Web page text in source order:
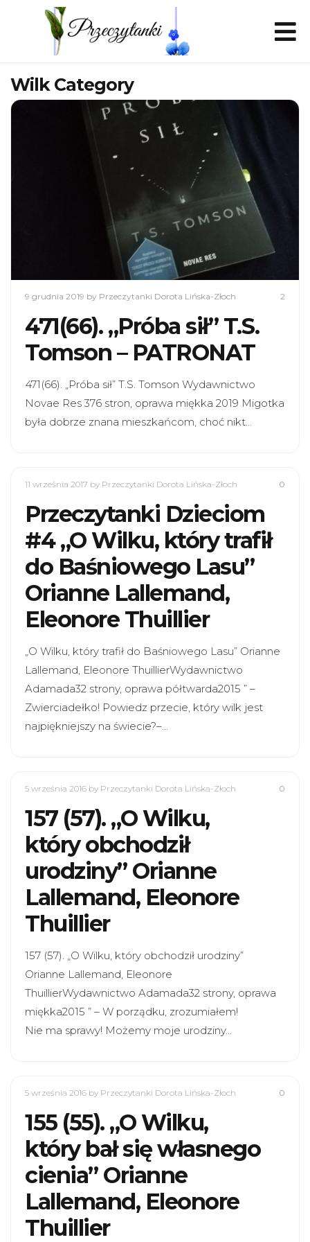
Wilk Category
9 grudnia 2019 by Przeczytanki Dorota Lińska-Złoch 2
471(66). „Próba sił” T.S.
Tomson – PATRONAT
471(66). „Próba sił” T.S. Tomson Wydawnictwo
Novae Res 376 stron, oprawa miękka 2019 Migotka
była dobrze znana mieszkańcom, choć nikt…
11 września 2017 by Przeczytanki Dorota Lińska-Złoch 0
Przeczytanki Dzieciom
#4 „O Wilku, który trafił
do Baśniowego Lasu”
Orianne Lallemand,
Eleonore Thuillier
„O Wilku, który trafił do Baśniowego Lasu” Orianne
Lallemand, Eleonore ThuillierWydawnictwo
Adamada32 strony, oprawa półtwarda2015 ” –
Zwierciadełko! Powiedz przecie, który wilk jest
najpiękniejszy na świecie?–…
5 września 2016 by Przeczytanki Dorota Lińska-Złoch 0
157 (57). „O Wilku,
który obchodził
urodziny” Orianne
Lallemand, Eleonore
Thuillier
157 (57). „O Wilku, który obchodził urodziny”
Orianne Lallemand, Eleonore
ThuillierWydawnictwo Adamada32 strony, oprawa
miękka2015 ” – W porządku, zrozumiałem!
Nie ma sprawy! Możemy moje urodziny…
5 września 2016 by Przeczytanki Dorota Lińska-Złoch 0
155 (55). „O Wilku,
który bał się własnego
cienia” Orianne
Lallemand, Eleonore
Thuillier